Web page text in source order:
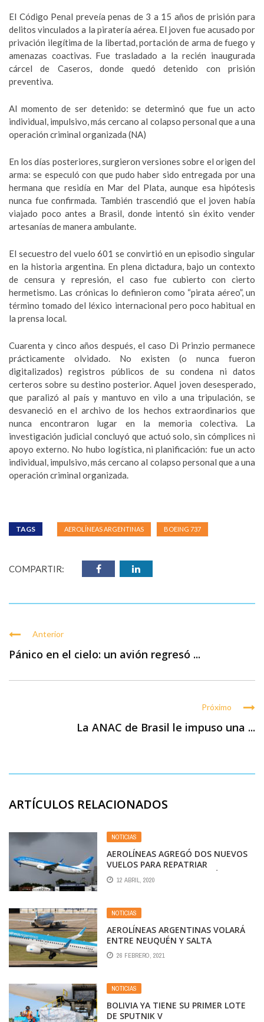
El Código Penal preveía penas de 3 a 15 años de prisión para
delitos vinculados a la piratería aérea. El joven fue acusado por
privación ilegítima de la libertad, portación de arma de fuego y
amenazas coactivas. Fue trasladado a la recién inaugurada
cárcel de Caseros, donde quedó detenido con prisión
preventiva.
Al momento de ser detenido: se determinó que fue un acto
individual, impulsivo, más cercano al colapso personal que a una
operación criminal organizada (NA)
En los días posteriores, surgieron versiones sobre el origen del
arma: se especuló con que pudo haber sido entregada por una
hermana que residía en Mar del Plata, aunque esa hipótesis
nunca fue confirmada. También trascendió que el joven había
viajado poco antes a Brasil, donde intentó sin éxito vender
artesanías de manera ambulante.
El secuestro del vuelo 601 se convirtió en un episodio singular
en la historia argentina. En plena dictadura, bajo un contexto
de censura y represión, el caso fue cubierto con cierto
hermetismo. Las crónicas lo definieron como “pirata aéreo”, un
término tomado del léxico internacional pero poco habitual en
la prensa local.
Cuarenta y cinco años después, el caso Di Prinzio permanece
prácticamente olvidado. No existen (o nunca fueron
digitalizados) registros públicos de su condena ni datos
certeros sobre su destino posterior. Aquel joven desesperado,
que paralizó al país y mantuvo en vilo a una tripulación, se
desvaneció en el archivo de los hechos extraordinarios que
nunca encontraron lugar en la memoria colectiva. La
investigación judicial concluyó que actuó solo, sin cómplices ni
apoyo externo. No hubo logística, ni planificación: fue un acto
individual, impulsivo, más cercano al colapso personal que a una
operación criminal organizada.
TAGS AEROLÍNEAS ARGENTINAS BOEING 737
COMPARTIR:
Anterior
Pánico en el cielo: un avión regresó ...
Próximo
La ANAC de Brasil le impuso una ...
ARTÍCULOS RELACIONADOS
NOTICIAS
AEROLÍNEAS AGREGÓ DOS NUEVOS
VUELOS PARA REPATRIAR
ARGENTINOS DESDE CANCÚN Y
PUNTA CANA
12 ABRIL, 2020
NOTICIAS
AEROLÍNEAS ARGENTINAS VOLARÁ
ENTRE NEUQUÉN Y SALTA
26 FEBRERO, 2021
NOTICIAS
BOLIVIA YA TIENE SU PRIMER LOTE
DE SPUTNIK V